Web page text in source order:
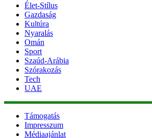
Élet-Stílus
Gazdaság
Kultúra
Nyaralás
Omán
Sport
Szaúd-Arábia
Szórakozás
Tech
UAE
Támogatás
Impresszum
Médiaajánlat